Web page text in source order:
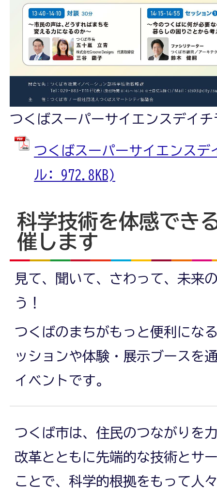
つくばスーパーサイエンスデイチ
つくばスーパーサイエンスデ
ル: 972.8KB)
科学技術を体感でき
催します
見て、聞いて、さわって、未来
う！
つくばのまちがもっと便利にな
ッションや体験・展示ブースを
イベントです。
つくば市は、住民のつながりを
改革とともに先端的な技術とサ
ことで、科学的根拠をもって人